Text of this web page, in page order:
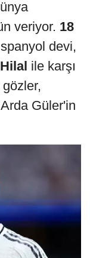
veriyor. 18
devi,
ile karşı
Güler'in